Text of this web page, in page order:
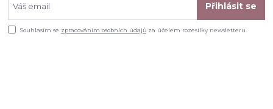
Přihlásit se
Souhlasím se zpracováním osobních údajů za účelem rozesílky newsletteru.